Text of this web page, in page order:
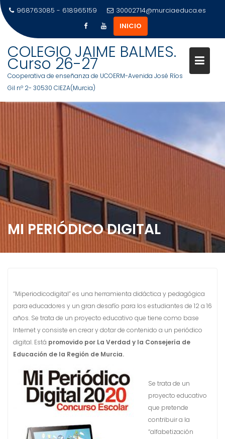
968763085 - 618965159
30002714@murciaeduca.es
INICIO
COLEGIO JAIME BALMES.
Curso 26-27
Cooperativa de enseñanza de UCOERM-Avenida José Ríos
Gil nº 2- 30530 CIEZA(Murcia)
MI PERIÓDICO DIGITAL
“Miperiodicodigital” es una herramienta didáctica y pedagógica
para educadores y un gran desafío para los estudiantes de 12 a 16
años. Se trata de un proyecto educativo que tiene como base
Internet y consiste en crear y dotar de contenido a un periódico
digital. Está promovido por La Verdad y la Consejería de
Educación de la Región de Murcia.
Se trata de un
proyecto educativo
que pretende
contribuir a la
“alfabetización